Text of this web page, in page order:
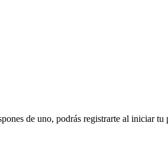
de uno, podrás registrarte al iniciar tu